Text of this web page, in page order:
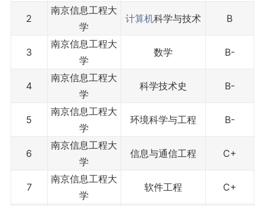
2
南京信息工程大
学
计算机科学与技术 B
3
南京信息工程大
学
数学 B-
4
南京信息工程大
学
科学技术史 B-
5
南京信息工程大
学
环境科学与工程 B-
6
南京信息工程大
学
信息与通信工程 C+
7
南京信息工程大
学
软件工程 C+